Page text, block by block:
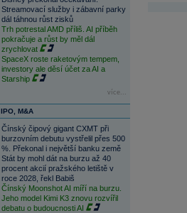
Streamovací služby i zábavní parky
dál táhnou růst zisků
Trh potrestal AMD příliš. AI příběh
pokračuje a růst by měl dál
zrychlovat
SpaceX roste raketovým tempem,
investory ale děsí účet za AI a
Starship
více...
IPO, M&A
Čínský čipový gigant CXMT při
burzovním debutu vystřelil přes 500
%. Překonal i největší banku země
Stát by mohl dát na burzu až 40
procent akcií pražského letiště v
roce 2028, řekl Babiš
Čínský Moonshot AI míří na burzu.
Jeho model Kimi K3 znovu rozvířil
debatu o budoucnosti AI